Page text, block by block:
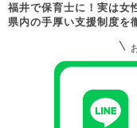
福井で保育士に！実は女
県内の手厚い支援制度を